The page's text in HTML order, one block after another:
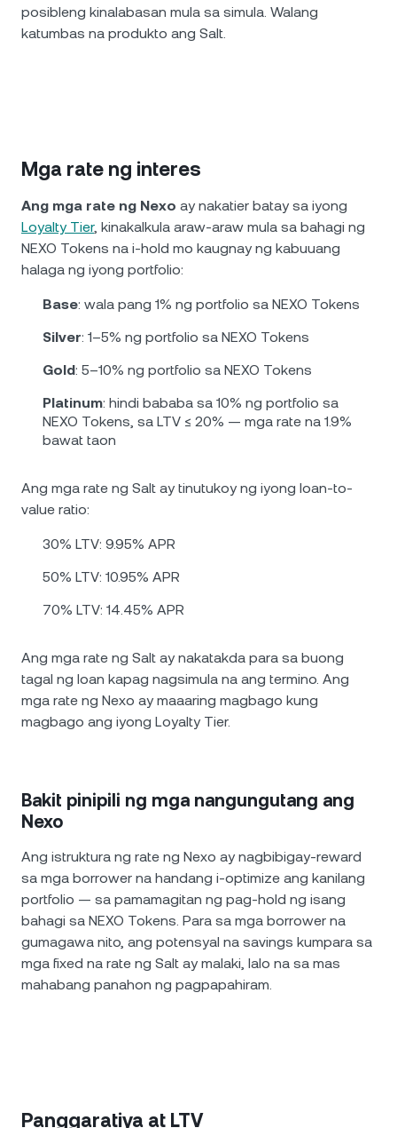
posibleng kinalabasan mula sa simula. Walang
katumbas na produkto ang Salt.
Mga rate ng interes
Ang mga rate ng Nexo ay nakatier batay sa iyong
Loyalty Tier, kinakalkula araw-araw mula sa bahagi ng
NEXO Tokens na i-hold mo kaugnay ng kabuuang
halaga ng iyong portfolio:
Base: wala pang 1% ng portfolio sa NEXO Tokens
Silver: 1–5% ng portfolio sa NEXO Tokens
Gold: 5–10% ng portfolio sa NEXO Tokens
Platinum: hindi bababa sa 10% ng portfolio sa
NEXO Tokens, sa LTV ≤ 20% — mga rate na 1.9%
bawat taon
Ang mga rate ng Salt ay tinutukoy ng iyong loan-to-
value ratio:
30% LTV: 9.95% APR
50% LTV: 10.95% APR
70% LTV: 14.45% APR
Ang mga rate ng Salt ay nakatakda para sa buong
tagal ng loan kapag nagsimula na ang termino. Ang
mga rate ng Nexo ay maaaring magbago kung
magbago ang iyong Loyalty Tier.
Bakit pinipili ng mga nangungutang ang
Nexo
Ang istruktura ng rate ng Nexo ay nagbibigay-reward
sa mga borrower na handang i-optimize ang kanilang
portfolio — sa pamamagitan ng pag-hold ng isang
bahagi sa NEXO Tokens. Para sa mga borrower na
gumagawa nito, ang potensyal na savings kumpara sa
mga fixed na rate ng Salt ay malaki, lalo na sa mas
mahabang panahon ng pagpapahiram.
Panggaratiya at LTV